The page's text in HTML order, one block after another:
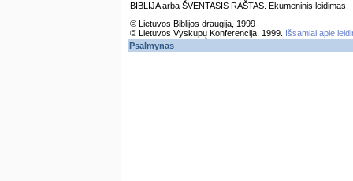
BIBLIJA arba ŠVENTASIS RAŠTAS. Ekumeninis
© Lietuvos Biblijos draugija, 1999
© Lietuvos Vyskupų Konferencija, 1999.
Išsamiai apie
Psalmynas